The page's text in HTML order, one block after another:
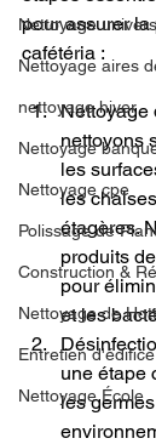
Nettoyage
Nettoyage aires
nettoyage hiver
Nettoyage
Nettoyage cpe
Polissage de
Construction &
Nettoyage de
Entretien d'édifice
Nettoyage École
pour assurer la
cafétéria :
Nettoyage
nettoyons
les
les
étagères.
produits
pour
et les
une étape
les